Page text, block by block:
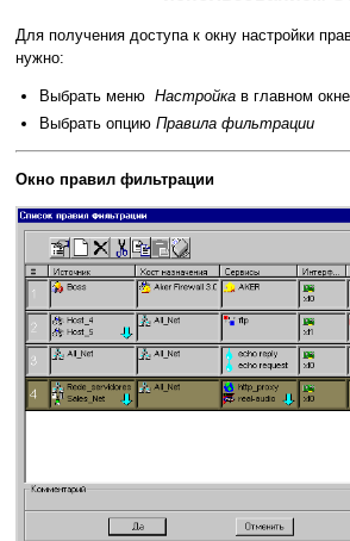
Для получения доступа к окну настройки
нужно:
Выбрать меню Настройка в главном окне
Выбрать опцию Правила фильтрации
Окно правил фильтрации